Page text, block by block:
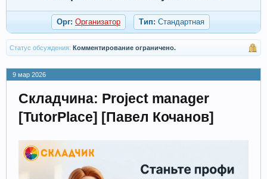
Орг: Организатор Тип: Стандартная
Статус обсуждения: Комментирование ограничено.
9 мар 2026
Складчина: Project manager
[TutorPlace] [Павел Кочанов]